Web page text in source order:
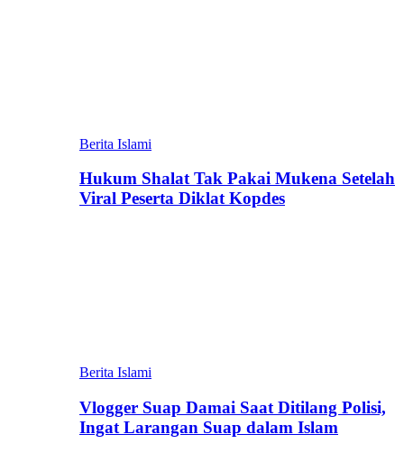
Berita Islami
Hukum Shalat Tak Pakai Mukena Setelah
Viral Peserta Diklat Kopdes
Berita Islami
Vlogger Suap Damai Saat Ditilang Polisi,
Ingat Larangan Suap dalam Islam